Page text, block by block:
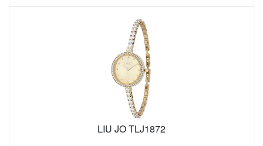
LIU JO TLJ1872